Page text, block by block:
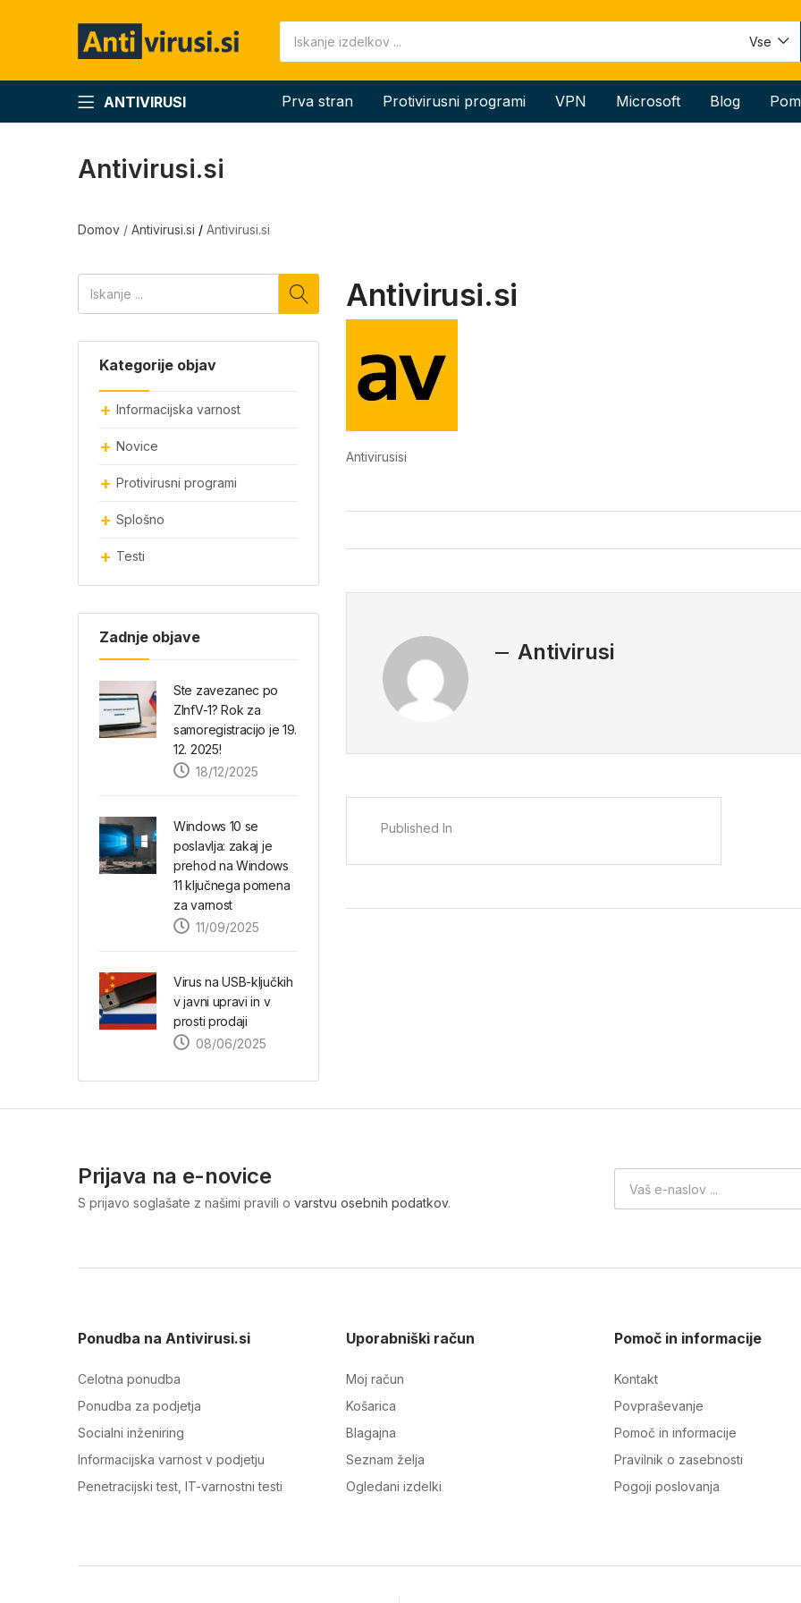
Vse
ANTIVIRUSI Prva stran Protivirusni programi VPN Microsoft Blog
Antivirusi.si
Domov / Antivirusi.si / Antivirusi.si
Kategorije objav
Informacijska varnost
Novice
Protivirusni programi
Splošno
Testi
Zadnje objave
Ste zavezanec po
ZInfV-1? Rok za
samoregistracijo je 19.
12. 2025!
18/12/2025
Windows 10 se
poslavlja: zakaj je
prehod na Windows
11 ključnega pomena
za varnost
11/09/2025
Virus na USB-ključkih
v javni upravi in v
prosti prodaji
08/06/2025
Antivirusi.si
Antivirusisi
Antivirusi
Published In
Prijava na e-novice
S prijavo soglašate z našimi pravili o varstvu osebnih podatkov.
Ponudba na Antivirusi.si
Celotna ponudba
Ponudba za podjetja
Socialni inženiring
Informacijska varnost v podjetju
Penetracijski test, IT-varnostni testi
Uporabniški račun
Moj račun
Košarica
Blagajna
Seznam želja
Ogledani izdelki
Pomoč in informacije
Kontakt
Povpraševanje
Pomoč in informacije
Pravilnik o zasebnosti
Pogoji poslovanja